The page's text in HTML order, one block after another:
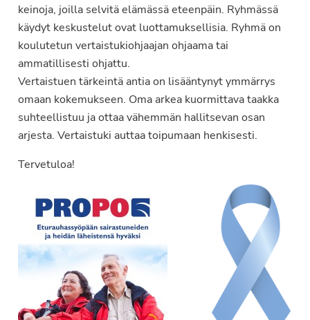
keinoja, joilla selvitä elämässä eteenpäin. Ryhmässä
käydyt keskustelut ovat luottamuksellisia. Ryhmä on
koulutetun vertaistukiohjaajan ohjaama tai
ammatillisesti ohjattu.
Vertaistuen tärkeintä antia on lisääntynyt ymmärrys
omaan kokemukseen. Oma arkea kuormittava taakka
suhteellistuu ja ottaa vähemmän hallitsevan osan
arjesta. Vertaistuki auttaa toipumaan henkisesti.
Tervetuloa!